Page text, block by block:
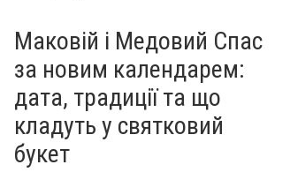
Маковій і Медовий Спас
за новим календарем:
дата, традиції та що
кладуть у святковий
букет